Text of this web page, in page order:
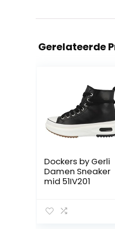
Gerelateerde
Dockers by Gerli
Damen Sneaker
mid 51IV201